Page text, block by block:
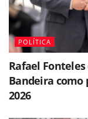
POLÍTICA
Rafael
Bandeira como
2026